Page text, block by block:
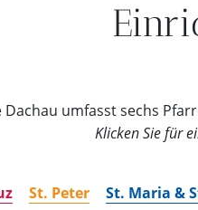
umfasst sechs
Klicken Sie für
St. Peter St. Maria &